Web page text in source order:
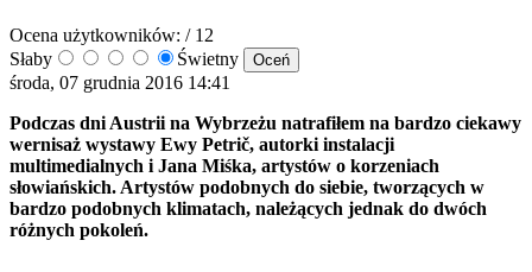
Ocena użytkowników: / 12
Słaby
Świetny
środa, 07 grudnia 2016 14:41
Podczas dni Austrii na Wybrzeżu natrafiłem na bardzo ciekawy
wernisaż wystawy Ewy Petrič, autorki instalacji
multimedialnych i Jana Miśka, artystów o korzeniach
słowiańskich. Artystów podobnych do siebie, tworzących w
bardzo podobnych klimatach, należących jednak do dwóch
różnych pokoleń.